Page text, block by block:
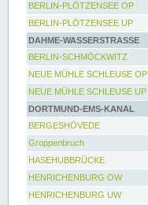
BERLIN-PLÖTZENSEE OP
BERLIN-PLÖTZENSEE UP
DAHME-WASSERSTRASSE
BERLIN-SCHMÖCKWITZ
NEUE MÜHLE SCHLEUSE OP
NEUE MÜHLE SCHLEUSE UP
DORTMUND-EMS-KANAL
BERGESHÖVEDE
Groppenbruch
HASEHUBBRÜCKE
HENRICHENBURG OW
HENRICHENBURG UW